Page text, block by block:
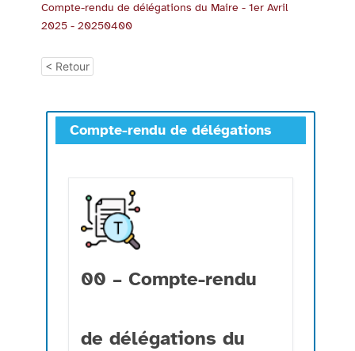
Compte-rendu de délégations du Maire - 1er Avril
2025 - 20250400
< Retour
Compte-rendu de délégations
00 – Compte-rendu
de délégations du